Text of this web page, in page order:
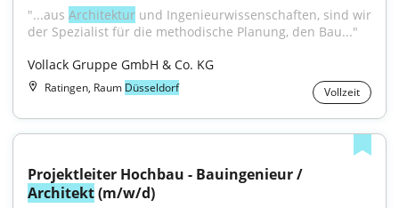
"...aus Architektur und Ingenieurwissenschaften, sind wir
der Spezialist für die methodische Planung, den Bau..."
Vollack Gruppe GmbH & Co. KG
Ratingen, Raum Düsseldorf Vollzeit
Architekt (m/w/d)